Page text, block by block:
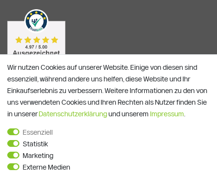
© Copyright 2026 | Alle Rechte vorbehalten.
Wir nutzen Cookies auf unserer Website. Einige von diesen sind
essenziell, während andere uns helfen, diese Website und Ihr
Einkaufserlebnis zu verbessern. Weitere Informationen zu den von
uns verwendeten Cookies und Ihren Rechten als Nutzer finden Sie
in unsererDaten­schutz­erklärungund unserem Impressum
Essenziell
Statistik
Marketing
Externe Medien